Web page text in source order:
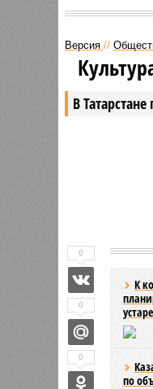
Версия //
В
К
по
0
0
0